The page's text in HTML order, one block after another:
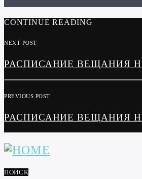
CONTINUE READING
NEXT POST
РАСПИСАНИЕ ВЕЩАНИЯ НА
PREVIOUS POST
РАСПИСАНИЕ ВЕЩАНИЯ НА
ПОИСК